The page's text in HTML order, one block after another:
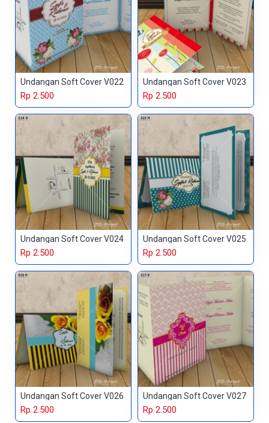
Undangan Soft Cover V022
Rp 2.500
Undangan Soft Cover V023
Rp 2.500
Undangan Soft Cover V024
Rp 2.500
Undangan Soft Cover V025
Rp 2.500
Undangan Soft Cover V026
Rp 2.500
Undangan Soft Cover V027
Rp 2.500